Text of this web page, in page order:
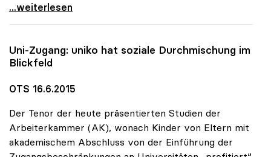
uniko und FWF empfehlen Unterstützung des
...weiterlesen
Uni-Zugang: uniko hat soziale Durchmischung im
Blickfeld
OTS 16.6.2015
Der Tenor der heute präsentierten Studien der
Arbeiterkammer (AK), wonach Kinder von Eltern mit
akademischem Abschluss von der Einführung der